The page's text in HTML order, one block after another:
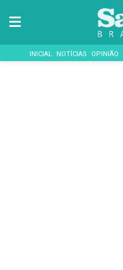
INICIAL NOTÍCIAS OPINIÃO